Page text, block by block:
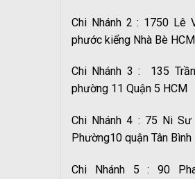
Chi Nhánh 2 : 1750 Lê
phước kiểng Nhà Bè HCM
Chi Nhánh 3 : 135
phường 11 Quận 5 HCM
Chi Nhánh 4 : 75 Ni Sư
Phường10 quận Tân Bình
Chi Nhánh 5 : 90